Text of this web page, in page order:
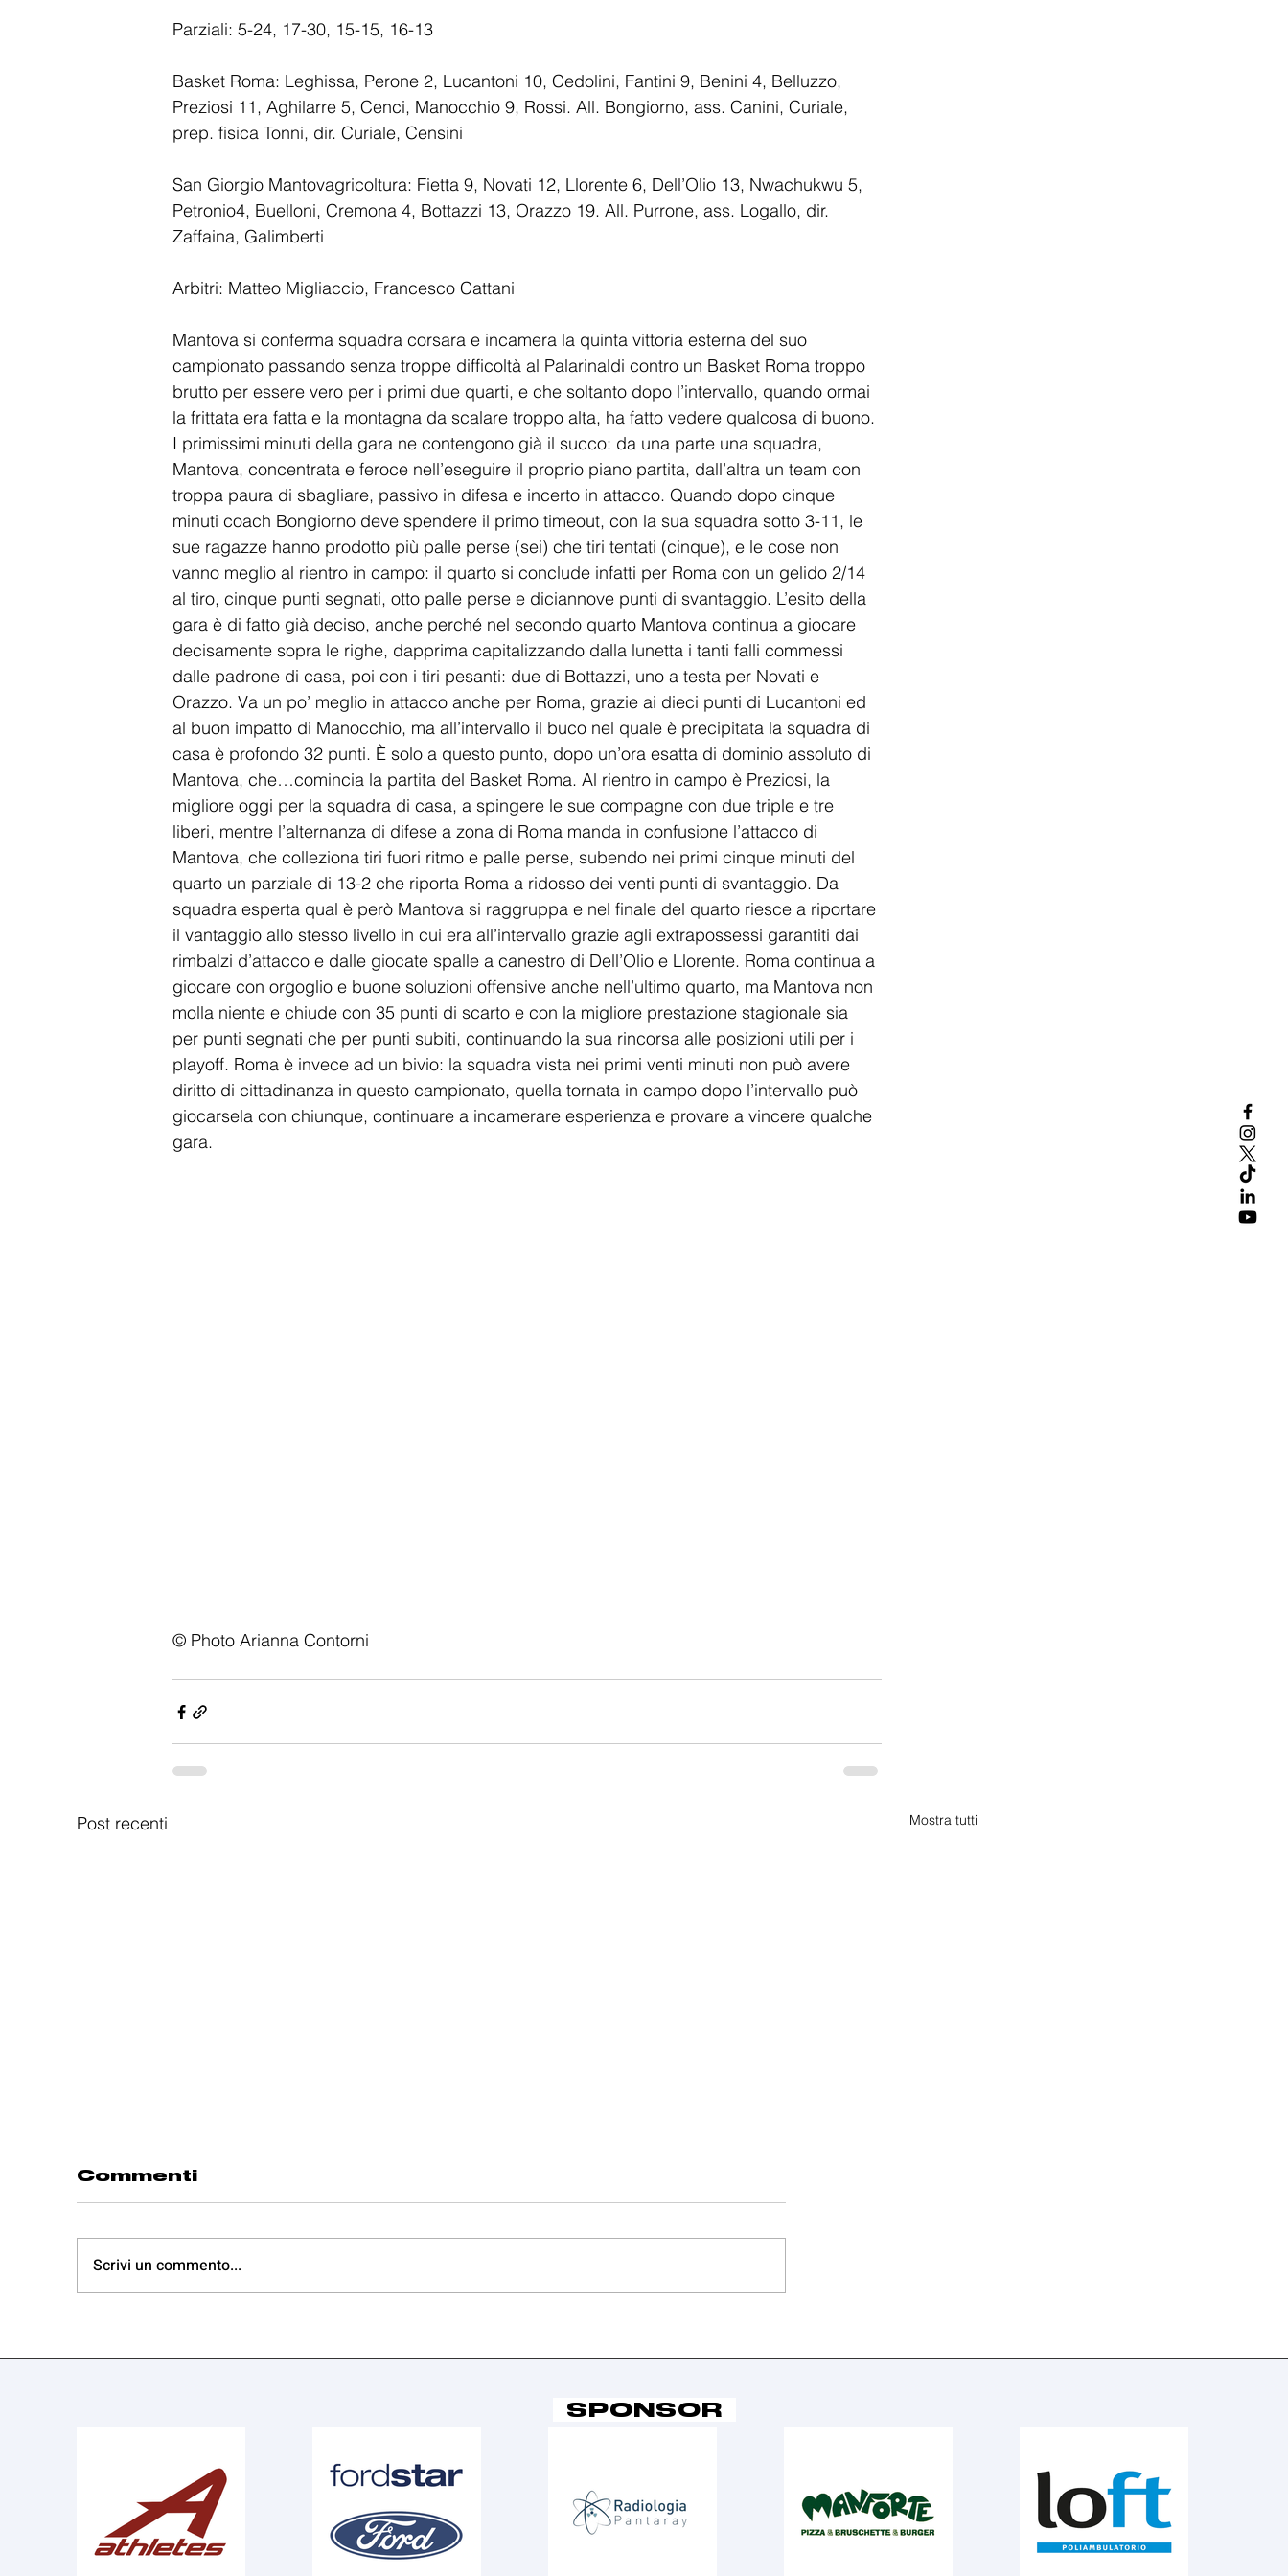
Parziali: 5-24, 17-30, 15-15, 16-13
Basket Roma: Leghissa, Perone 2, Lucantoni 10, Cedolini, Fantini 9, Benini 4, Belluzzo,
Preziosi 11, Aghilarre 5, Cenci, Manocchio 9, Rossi. All. Bongiorno, ass. Canini, Curiale,
prep. fisica Tonni, dir. Curiale, Censini
San Giorgio Mantovagricoltura: Fietta 9, Novati 12, Llorente 6, Dell’Olio 13, Nwachukwu 5,
Petronio4, Buelloni, Cremona 4, Bottazzi 13, Orazzo 19. All. Purrone, ass. Logallo, dir.
Zaffaina, Galimberti
Arbitri: Matteo Migliaccio, Francesco Cattani
Mantova si conferma squadra corsara e incamera la quinta vittoria esterna del suo
campionato passando senza troppe difficoltà al Palarinaldi contro un Basket Roma troppo
brutto per essere vero per i primi due quarti, e che soltanto dopo l’intervallo, quando ormai
la frittata era fatta e la montagna da scalare troppo alta, ha fatto vedere qualcosa di buono.
I primissimi minuti della gara ne contengono già il succo: da una parte una squadra,
Mantova, concentrata e feroce nell’eseguire il proprio piano partita, dall’altra un team con
troppa paura di sbagliare, passivo in difesa e incerto in attacco. Quando dopo cinque
minuti coach Bongiorno deve spendere il primo timeout, con la sua squadra sotto 3-11, le
sue ragazze hanno prodotto più palle perse (sei) che tiri tentati (cinque), e le cose non
vanno meglio al rientro in campo: il quarto si conclude infatti per Roma con un gelido 2/14
al tiro, cinque punti segnati, otto palle perse e diciannove punti di svantaggio. L’esito della
gara è di fatto già deciso, anche perché nel secondo quarto Mantova continua a giocare
decisamente sopra le righe, dapprima capitalizzando dalla lunetta i tanti falli commessi
dalle padrone di casa, poi con i tiri pesanti: due di Bottazzi, uno a testa per Novati e
Orazzo. Va un po’ meglio in attacco anche per Roma, grazie ai dieci punti di Lucantoni ed
al buon impatto di Manocchio, ma all’intervallo il buco nel quale è precipitata la squadra di
casa è profondo 32 punti. È solo a questo punto, dopo un’ora esatta di dominio assoluto di
Mantova, che…comincia la partita del Basket Roma. Al rientro in campo è Preziosi, la
migliore oggi per la squadra di casa, a spingere le sue compagne con due triple e tre
liberi, mentre l’alternanza di difese a zona di Roma manda in confusione l’attacco di
Mantova, che colleziona tiri fuori ritmo e palle perse, subendo nei primi cinque minuti del
quarto un parziale di 13-2 che riporta Roma a ridosso dei venti punti di svantaggio. Da
squadra esperta qual è però Mantova si raggruppa e nel finale del quarto riesce a riportare
il vantaggio allo stesso livello in cui era all’intervallo grazie agli extrapossessi garantiti dai
rimbalzi d’attacco e dalle giocate spalle a canestro di Dell’Olio e Llorente. Roma continua a
giocare con orgoglio e buone soluzioni offensive anche nell’ultimo quarto, ma Mantova non
molla niente e chiude con 35 punti di scarto e con la migliore prestazione stagionale sia
per punti segnati che per punti subiti, continuando la sua rincorsa alle posizioni utili per i
playoff. Roma è invece ad un bivio: la squadra vista nei primi venti minuti non può avere
diritto di cittadinanza in questo campionato, quella tornata in campo dopo l’intervallo può
giocarsela con chiunque, continuare a incamerare esperienza e provare a vincere qualche
gara.
©️ Photo Arianna Contorni
Post recenti Mostra tutti
Commenti
Scrivi un commento...
SPONSOR